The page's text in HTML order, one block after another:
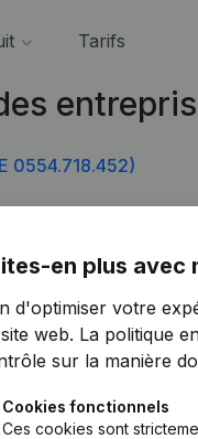
Tarifs
0554.718.452)
en plus avec
d'optimiser votre
web. La politique
sur la manière
Cookies fonctionnels
Ces cookies sont